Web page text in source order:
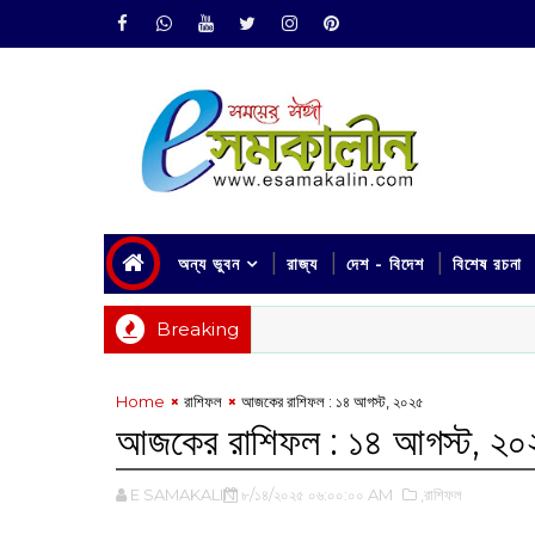
অন্য ভুবন রাজ্য দেশ - বিদেশ বিশেষ রচনা
Breaking
Home রাশিফল আজকের রাশিফল :‌ ১৪ আগস্ট, ২০২৫
আজকের রাশিফল :‌ ১৪ আগস্ট,
E SAMAKALIN ৮/১৪/২০২৫ ০৬:০০:০০ AM ,রাশিফল